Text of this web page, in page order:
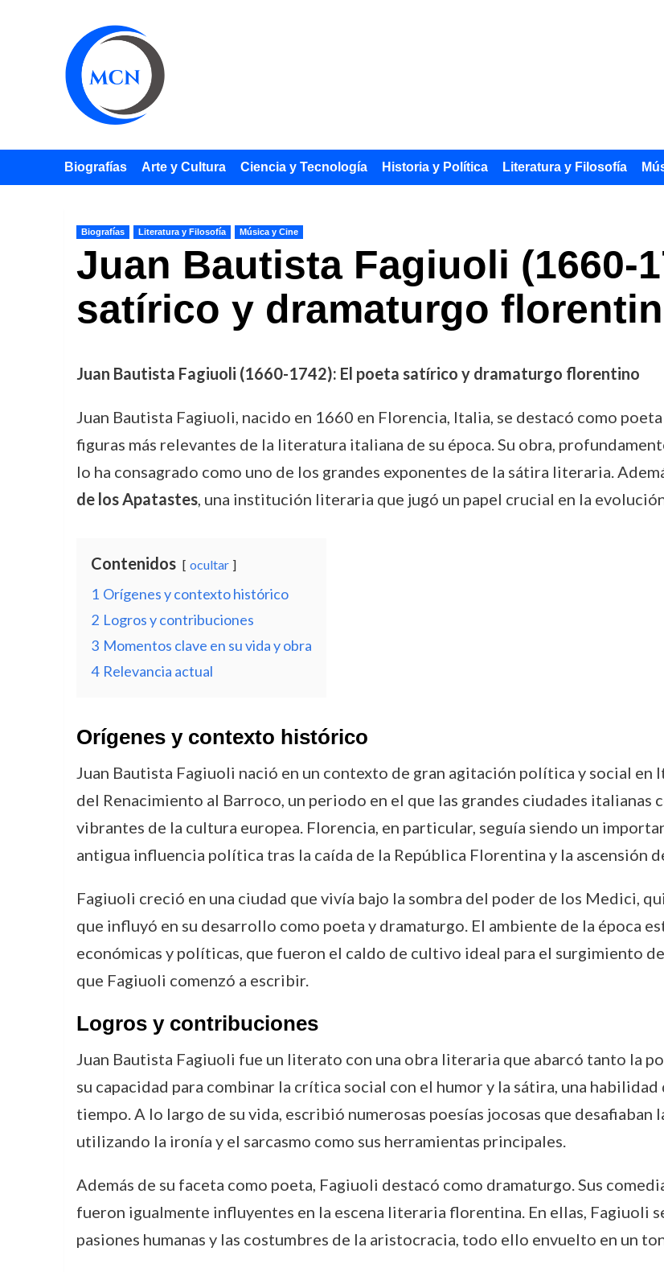
Biografías Arte y Cultura Ciencia y Tecnología Historia y Política Literatura y Filosofía
Biografías Literatura y Filosofía Música y Cine
Juan Bautista Fagiuoli (1660-
satírico y dramaturgo
Juan Bautista Fagiuoli (1660-1742): El poeta satírico y dramaturgo florentino
Juan Bautista Fagiuoli, nacido en 1660 en Florencia, Italia, se destacó como
figuras más relevantes de la literatura italiana de su época. Su obra,
lo ha consagrado como uno de los grandes exponentes de la sátira literaria.
de los Apatastes, una institución literaria que jugó un papel crucial en la
Contenidos ocultar
1 Orígenes y contexto histórico
2 Logros y contribuciones
3 Momentos clave en su vida y obra
4 Relevancia actual
Orígenes y contexto histórico
Juan Bautista Fagiuoli nació en un contexto de gran agitación política y social
del Renacimiento al Barroco, un periodo en el que las grandes ciudades italianas
vibrantes de la cultura europea. Florencia, en particular, seguía siendo un
antigua influencia política tras la caída de la República Florentina y la ascensión
Fagiuoli creció en una ciudad que vivía bajo la sombra del poder de los Medici,
que influyó en su desarrollo como poeta y dramaturgo. El ambiente de la época
económicas y políticas, que fueron el caldo de cultivo ideal para el surgimiento
que Fagiuoli comenzó a escribir.
Logros y contribuciones
Juan Bautista Fagiuoli fue un literato con una obra literaria que abarcó tanto la
su capacidad para combinar la crítica social con el humor y la sátira, una
tiempo. A lo largo de su vida, escribió numerosas poesías jocosas que desafiaban
utilizando la ironía y el sarcasmo como sus herramientas principales.
Además de su faceta como poeta, Fagiuoli destacó como dramaturgo. Sus
fueron igualmente influyentes en la escena literaria florentina. En ellas, Fagiuoli
pasiones humanas y las costumbres de la aristocracia, todo ello envuelto en un